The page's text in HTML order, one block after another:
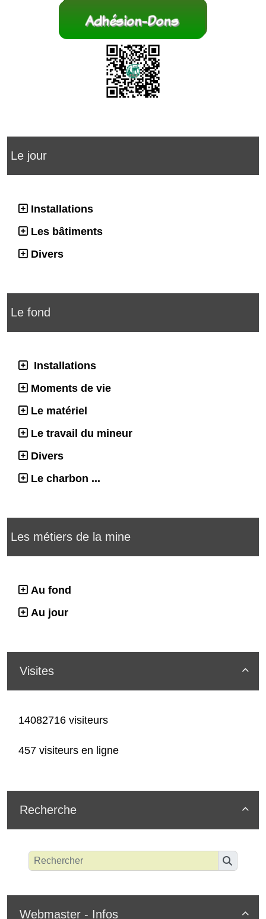
Le jour
Installations
Les bâtiments
Divers
Le fond
Installations
Moments de vie
Le matériel
Le travail du mineur
Divers
Le charbon ...
Les métiers de la mine
Au fond
Au jour

Visites
14082716 visiteurs
457 visiteurs en ligne

Recherche

Webmaster - Infos